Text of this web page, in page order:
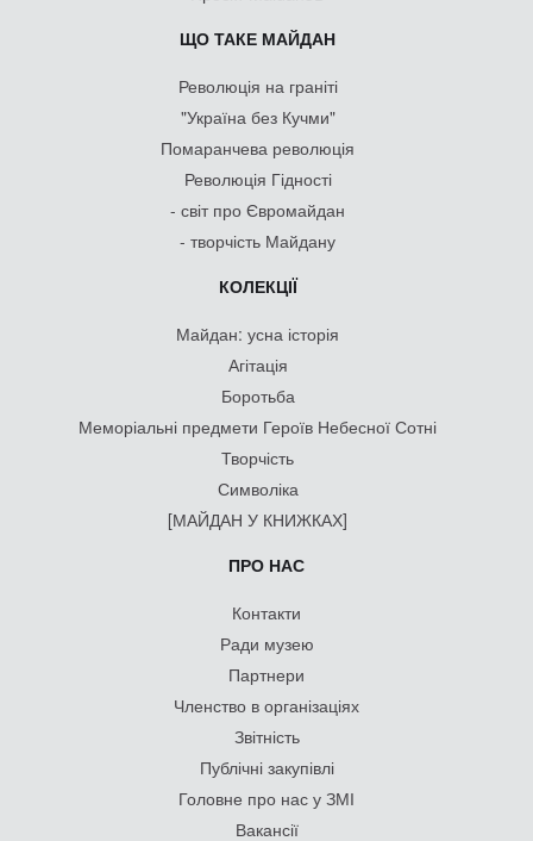
ЩО ТАКЕ МАЙДАН
Революція на граніті
"Україна без Кучми"
Помаранчева революція
Революція Гідності
- світ про Євромайдан
- творчість Майдану
КОЛЕКЦІЇ
Майдан: усна історія
Агітація
Боротьба
Меморіальні предмети Героїв Небесної Сотні
Творчість
Символіка
[МАЙДАН У КНИЖКАХ]
ПРО НАС
Контакти
Ради музею
Партнери
Членство в організаціях
Звітність
Публічні закупівлі
Головне про нас у ЗМІ
Вакансії